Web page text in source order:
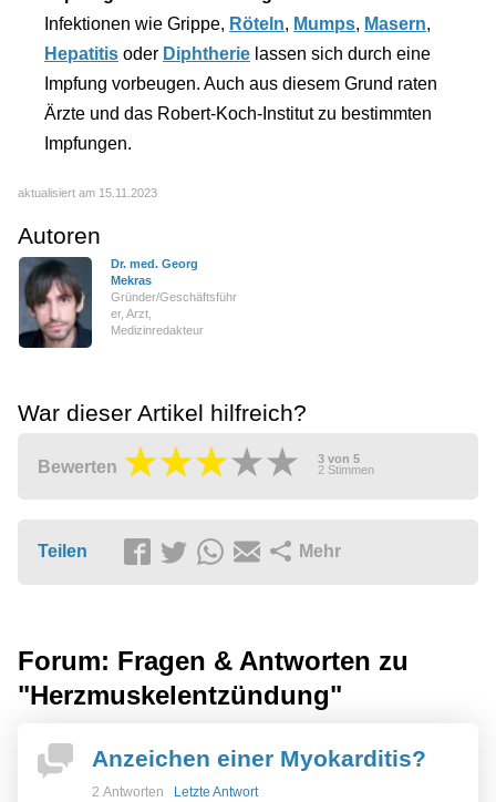
Infektionen wie Grippe, Röteln, Mumps, Masern,
Hepatitis oder Diphtherie lassen sich durch eine
Impfung vorbeugen. Auch aus diesem Grund raten
Ärzte und das Robert-Koch-Institut zu bestimmten
Impfungen.
aktualisiert am 15.11.2023
Autoren
Dr. med. Georg
Mekras
Gründer/Geschäftsführ
er, Arzt,
Medizinredakteur
War dieser Artikel hilfreich?
Bewerten 3 von 5
2 Stimmen
Teilen Mehr
Forum: Fragen & Antworten zu
"Herzmuskelentzündung"
Anzeichen einer Myokarditis?
2 Antworten
Letzte Antwort